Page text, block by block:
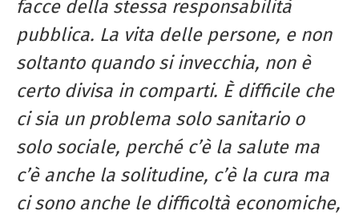
facce della stessa responsabilità
pubblica. La vita delle persone, e non
soltanto quando si invecchia, non è
certo divisa in comparti. È difficile che
ci sia un problema solo sanitario o
solo sociale, perché c’è la salute ma
c’è anche la solitudine, c’è la cura ma
ci sono anche le difficoltà economiche,